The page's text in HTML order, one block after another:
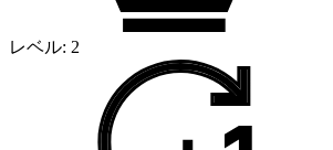
レベル: 2